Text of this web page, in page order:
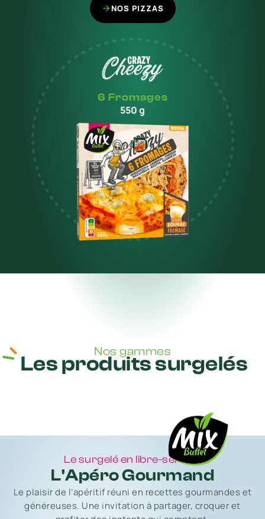
NOS PIZZAS
6 Fromages
550 g
Nos gammes
Les produits surgelés
Le surgelé en libre-service
L'Apéro Gourmand
Le plaisir de l’apéritif réuni en recettes gourmandes et
généreuses. Une invitation à partager, croquer et